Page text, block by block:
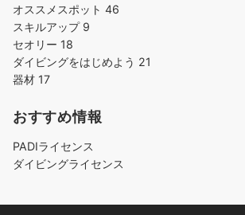
オススメスポット 46
スキルアップ 9
セオリー 18
ダイビングをはじめよう 21
器材 17
おすすめ情報
PADIライセンス
ダイビングライセンス